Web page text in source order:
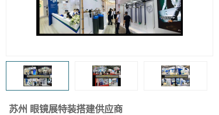
苏州 眼镜展特装搭建供应商